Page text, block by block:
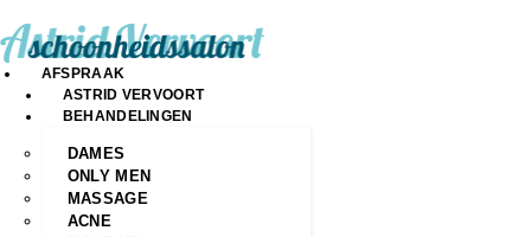
AFSPRAAK
ASTRID VERVOORT
BEHANDELINGEN
DAMES
ONLY MEN
MASSAGE
ACNE